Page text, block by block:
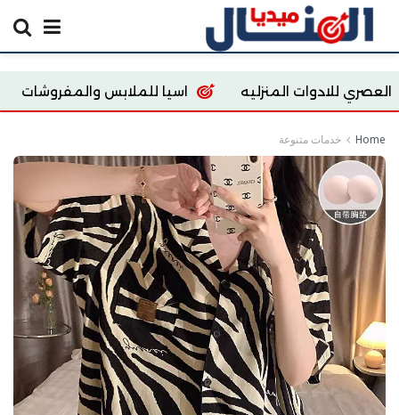
اسيا للملابس والمفروشات store
Home خدمات متنوعة